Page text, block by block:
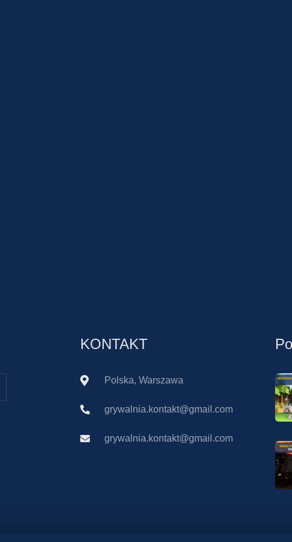
KONTAKT
Polska, Warszawa
grywalnia.kontakt@gmail.com
grywalnia.kontakt@gmail.com